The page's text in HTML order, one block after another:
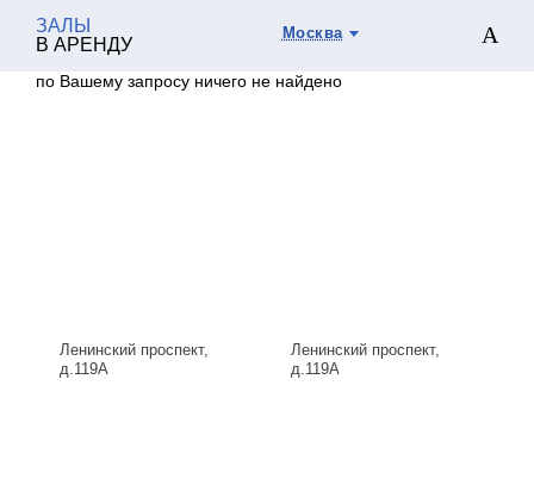
ЗАЛЫ
В АРЕНДУ
Москва
по Вашему запросу ничего не найдено
Ленинский проспект,
д.119А
Ленинский проспект,
д.119А